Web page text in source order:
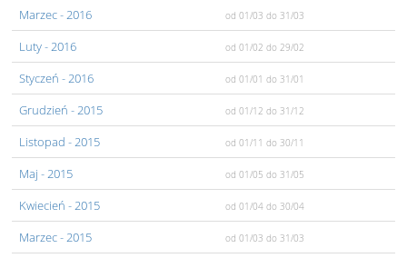
Marzec- 2016 od 01/03 do 31/03
Luty- 2016 od 01/02 do 29/02
Styczeń - 2016 od 01/01 do 31/01
Grudzień - 2015 od 01/12 do 31/12
Listopad - 2015 od 01/11 do 30/11
Maj - 2015 od 01/05 do 31/05
Kwiecień - 2015 od 01/04 do 30/04
Marzec- 2015 od 01/03 do 31/03